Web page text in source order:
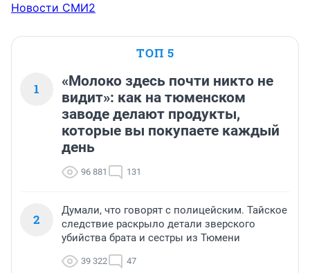
Новости СМИ2
ТОП 5
1
«Молоко здесь почти никто не
видит»: как на тюменском
заводе делают продукты,
которые вы покупаете каждый
день
96 881 131
2
Думали, что говорят с полицейским. Тайское
следствие раскрыло детали зверского
убийства брата и сестры из Тюмени
39 322 47